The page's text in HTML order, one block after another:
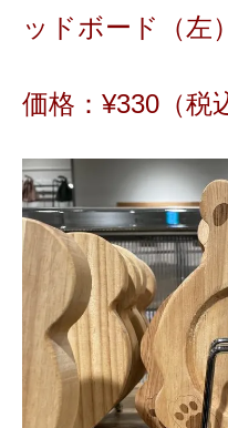
ッドボード（左）
価格：¥330 （税